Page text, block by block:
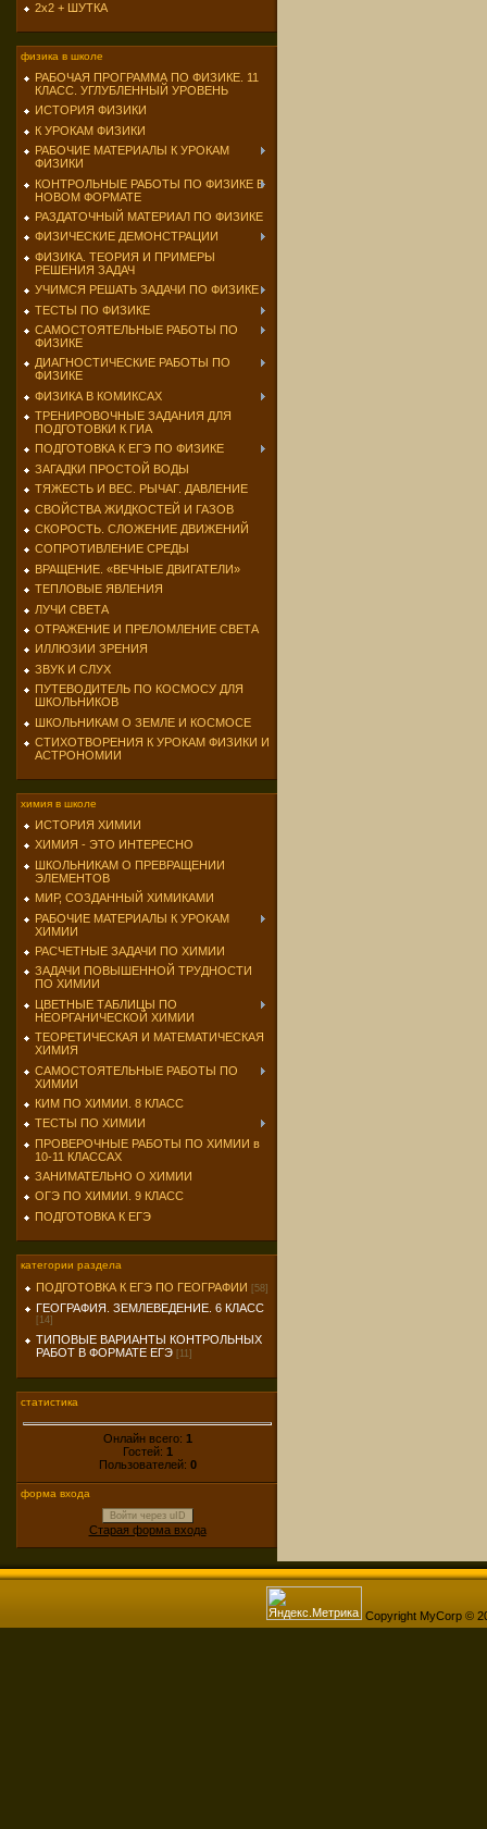
2х2 + ШУТКА
физика в школе
РАБОЧАЯ ПРОГРАММА ПО ФИЗИКЕ. 11
КЛАСС. УГЛУБЛЕННЫЙ УРОВЕНЬ
ИСТОРИЯ ФИЗИКИ
К УРОКАМ ФИЗИКИ
РАБОЧИЕ МАТЕРИАЛЫ К УРОКАМ
ФИЗИКИ
КОНТРОЛЬНЫЕ РАБОТЫ ПО ФИЗИКЕ В
НОВОМ ФОРМАТЕ
РАЗДАТОЧНЫЙ МАТЕРИАЛ ПО ФИЗИКЕ
ФИЗИЧЕСКИЕ ДЕМОНСТРАЦИИ
ФИЗИКА. ТЕОРИЯ И ПРИМЕРЫ
РЕШЕНИЯ ЗАДАЧ
УЧИМСЯ РЕШАТЬ ЗАДАЧИ ПО ФИЗИКЕ
ТЕСТЫ ПО ФИЗИКЕ
САМОСТОЯТЕЛЬНЫЕ РАБОТЫ ПО
ФИЗИКЕ
ДИАГНОСТИЧЕСКИЕ РАБОТЫ ПО
ФИЗИКЕ
ФИЗИКА В КОМИКСАХ
ТРЕНИРОВОЧНЫЕ ЗАДАНИЯ ДЛЯ
ПОДГОТОВКИ К ГИА
ПОДГОТОВКА К ЕГЭ ПО ФИЗИКЕ
ЗАГАДКИ ПРОСТОЙ ВОДЫ
ТЯЖЕСТЬ И ВЕС. РЫЧАГ. ДАВЛЕНИЕ
СВОЙСТВА ЖИДКОСТЕЙ И ГАЗОВ
СКОРОСТЬ. СЛОЖЕНИЕ ДВИЖЕНИЙ
СОПРОТИВЛЕНИЕ СРЕДЫ
ВРАЩЕНИЕ. «ВЕЧНЫЕ ДВИГАТЕЛИ»
ТЕПЛОВЫЕ ЯВЛЕНИЯ
ЛУЧИ СВЕТА
ОТРАЖЕНИЕ И ПРЕЛОМЛЕНИЕ СВЕТА
ИЛЛЮЗИИ ЗРЕНИЯ
ЗВУК И СЛУХ
ПУТЕВОДИТЕЛЬ ПО КОСМОСУ ДЛЯ
ШКОЛЬНИКОВ
ШКОЛЬНИКАМ О ЗЕМЛЕ И КОСМОСЕ
СТИХОТВОРЕНИЯ К УРОКАМ ФИЗИКИ И
АСТРОНОМИИ
химия в школе
ИСТОРИЯ ХИМИИ
ХИМИЯ - ЭТО ИНТЕРЕСНО
ШКОЛЬНИКАМ О ПРЕВРАЩЕНИИ
ЭЛЕМЕНТОВ
МИР, СОЗДАННЫЙ ХИМИКАМИ
РАБОЧИЕ МАТЕРИАЛЫ К УРОКАМ
ХИМИИ
РАСЧЕТНЫЕ ЗАДАЧИ ПО ХИМИИ
ЗАДАЧИ ПОВЫШЕННОЙ ТРУДНОСТИ
ПО ХИМИИ
ЦВЕТНЫЕ ТАБЛИЦЫ ПО
НЕОРГАНИЧЕСКОЙ ХИМИИ
ТЕОРЕТИЧЕСКАЯ И МАТЕМАТИЧЕСКАЯ
ХИМИЯ
САМОСТОЯТЕЛЬНЫЕ РАБОТЫ ПО
ХИМИИ
КИМ ПО ХИМИИ. 8 КЛАСС
ТЕСТЫ ПО ХИМИИ
ПРОВЕРОЧНЫЕ РАБОТЫ ПО ХИМИИ в
10-11 КЛАССАХ
ЗАНИМАТЕЛЬНО О ХИМИИ
ОГЭ ПО ХИМИИ. 9 КЛАСС
ПОДГОТОВКА К ЕГЭ
категории раздела
ПОДГОТОВКА К ЕГЭ ПО ГЕОГРАФИИ [58]
ГЕОГРАФИЯ. ЗЕМЛЕВЕДЕНИЕ. 6 КЛАСС
[14]
ТИПОВЫЕ ВАРИАНТЫ КОНТРОЛЬНЫХ
РАБОТ В ФОРМАТЕ ЕГЭ [11]
статистика
Онлайн всего: 1
Гостей: 1
Пользователей: 0
форма входа
Войти через uID
Старая форма входа
Copyright MyCorp ©